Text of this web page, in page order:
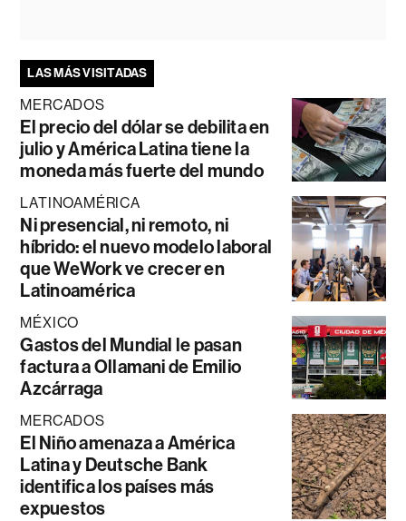
LAS MÁS VISITADAS
MERCADOS
El precio del dólar se debilita en
julio y América Latina tiene la
moneda más fuerte del mundo
LATINOAMÉRICA
Ni presencial, ni remoto, ni
híbrido: el nuevo modelo laboral
que WeWork ve crecer en
Latinoamérica
MÉXICO
Gastos del Mundial le pasan
factura a Ollamani de Emilio
Azcárraga
MERCADOS
El Niño amenaza a América
Latina y Deutsche Bank
identifica los países más
expuestos